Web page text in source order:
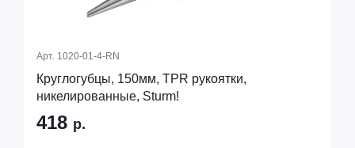
Арт. 1020-01-4-RN
Круглогубцы, 150мм, TPR рукоятки,
никелированные, Sturm!
418 р.